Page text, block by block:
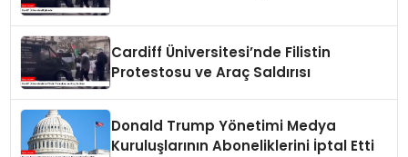
Cardiff Üniversitesi’nde Filistin
Protestosu ve Araç Saldırısı
Donald Trump Yönetimi Medya
Kuruluşlarının Aboneliklerini İptal Etti